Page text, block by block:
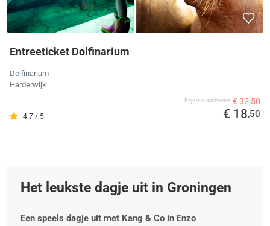
Entreeticket Dolfinarium
Dolfinarium
Harderwijk
4.7 / 5
Prijs van aanbieder € 32,50
€ 18,50
Het leukste dagje uit in Groningen
Een speels dagje uit met Kang & Co in Enzo